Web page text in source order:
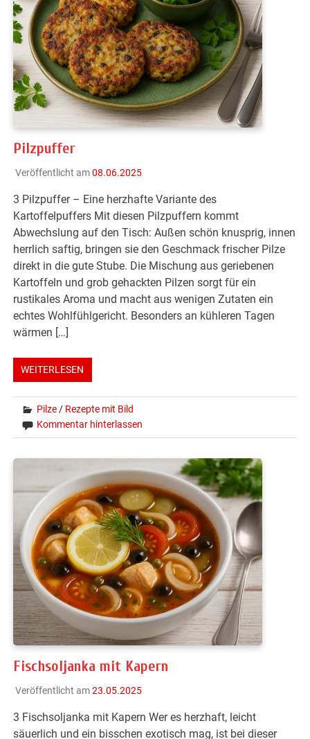
Pilzpuffer
Veröffentlicht am08.06.2025
3 Pilzpuffer – Eine herzhafte Variante des
Kartoffelpuffers Mit diesen Pilzpuffern kommt
Abwechslung auf den Tisch: Außen schön knusprig, innen
herrlich saftig, bringen sie den Geschmack frischer Pilze
direkt in die gute Stube. Die Mischung aus geriebenen
Kartoffeln und grob gehackten Pilzen sorgt für ein
rustikales Aroma und macht aus wenigen Zutaten ein
echtes Wohlfühlgericht. Besonders an kühleren Tagen
wärmen […]
WEITERLESEN
Pilze / Rezepte mit Bild
Kommentar hinterlassen
Fischsoljanka mit Kapern
Veröffentlicht am23.05.2025
3 Fischsoljanka mit Kapern Wer es herzhaft, leicht
säuerlich und ein bisschen exotisch mag, ist bei dieser